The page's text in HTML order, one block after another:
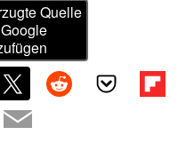
Quelle